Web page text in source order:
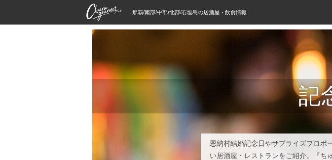
那覇/南部/中部/北部/石垣島の居酒屋・飲食情報
記
恩納村結婚記念日やサプライズプロポ
い居酒屋・レストランをご紹介。『ち